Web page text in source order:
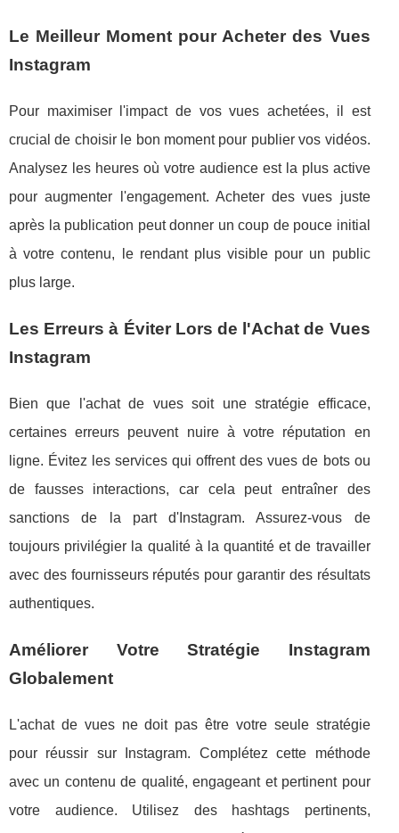
Le Meilleur Moment pour Acheter des Vues
Instagram
Pour maximiser l'impact de vos vues achetées, il est
crucial de choisir le bon moment pour publier vos vidéos.
Analysez les heures où votre audience est la plus active
pour augmenter l'engagement. Acheter des vues juste
après la publication peut donner un coup de pouce initial
à votre contenu, le rendant plus visible pour un public
plus large.
Les Erreurs à Éviter Lors de l'Achat de Vues
Instagram
Bien que l'achat de vues soit une stratégie efficace,
certaines erreurs peuvent nuire à votre réputation en
ligne. Évitez les services qui offrent des vues de bots ou
de fausses interactions, car cela peut entraîner des
sanctions de la part d'Instagram. Assurez-vous de
toujours privilégier la qualité à la quantité et de travailler
avec des fournisseurs réputés pour garantir des résultats
authentiques.
Améliorer Votre Stratégie Instagram
Globalement
L'achat de vues ne doit pas être votre seule stratégie
pour réussir sur Instagram. Complétez cette méthode
avec un contenu de qualité, engageant et pertinent pour
votre audience. Utilisez des hashtags pertinents,